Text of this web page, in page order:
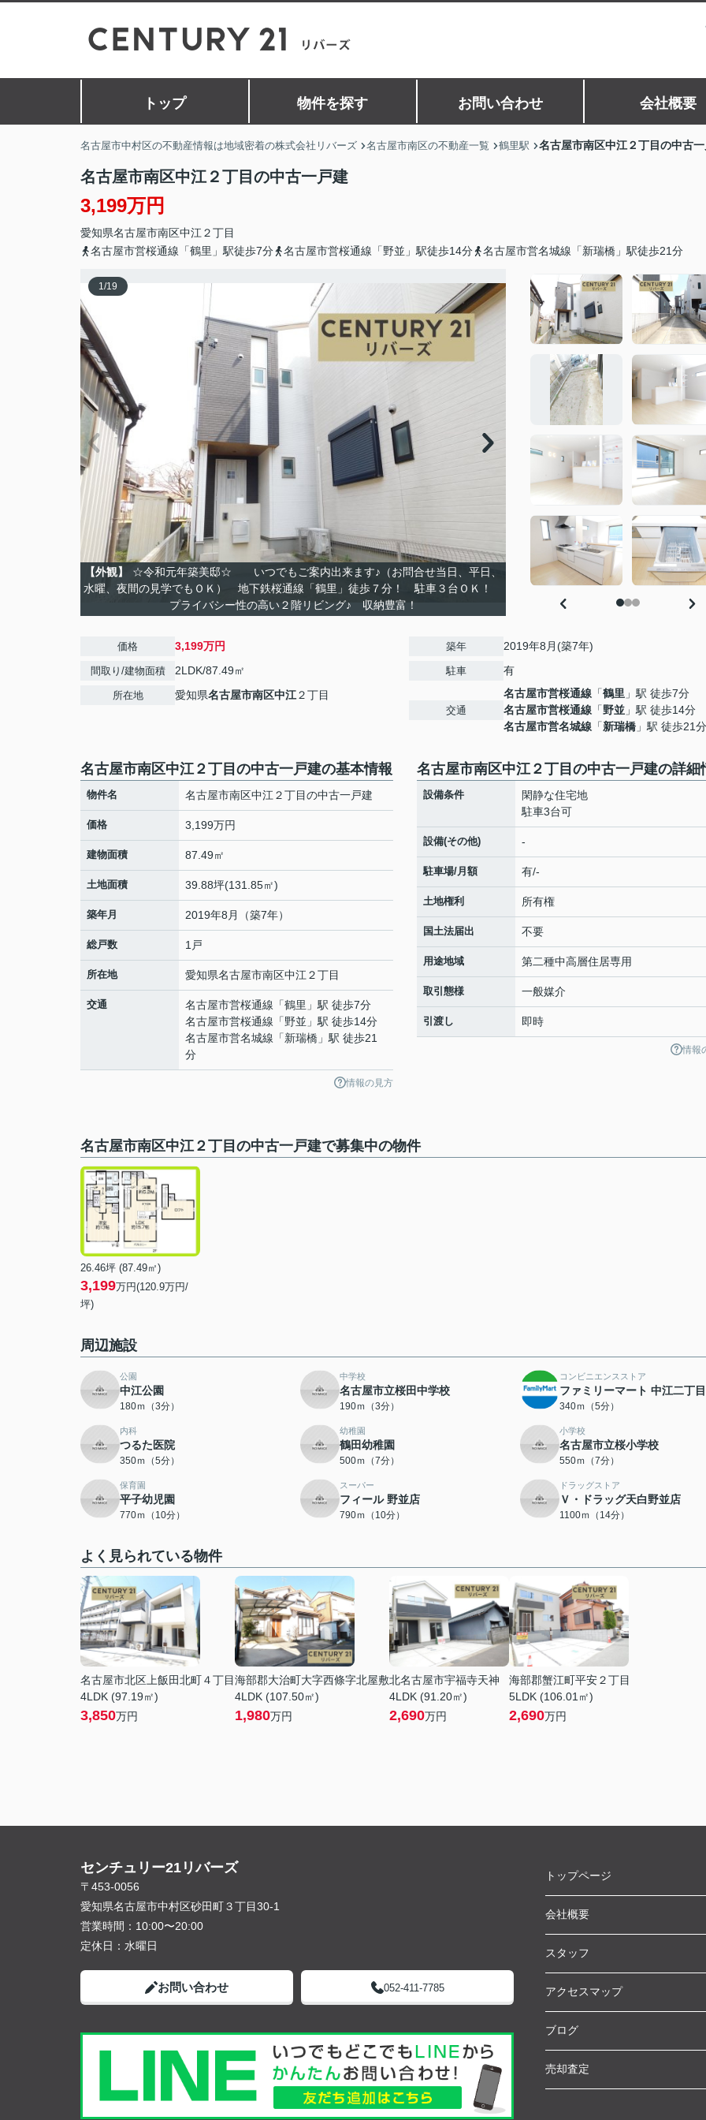
トップ 物件を探す お問い合わせ 会社概要
名古屋市中村区の不動産情報は地域密着の株式会社リバーズ 名古屋市南区の不動産一覧 鶴里駅 名古屋市南区中江２丁目の中古
名古屋市南区中江２丁目の中古一戸建
3,199万円
愛知県名古屋市南区中江 ２丁目
名古屋市営桜通線「鶴里」駅徒歩7分
名古屋市営桜通線「野並」駅徒歩14分 名古屋市営名城線「新瑞橋」駅徒歩21分
1/19
【外観】
☆令和元年築美邸☆ いつでもご案内出来ます♪（お問合せ当日、平日、
水曜、夜間の見学でもＯＫ） 地下鉄桜通線「鶴里」徒歩７分！ 駐車３台ＯＫ！
プライバシー性の高い２階リビング♪ 収納豊富！
価格 3,199万円
間取り/建物面積 2LDK/87.49㎡
所在地 愛知県名古屋市南区中江２丁目
築年 2019年8月(築7年)
駐車 有
交通
名古屋市営桜通線 「鶴里 」駅 徒歩7分
名古屋市営桜通線 「野並 」駅 徒歩14分
名古屋市営名城線 「新瑞橋 」駅 徒歩21分
名古屋市南区中江２丁目の中古一戸建の基本情報
物件名 名古屋市南区中江２丁目の中古一戸建
価格 3,199万円
建物面積 87.49㎡
土地面積 39.88坪(131.85㎡)
築年月 2019年8月（築7年）
総戸数 1戸
所在地 愛知県名古屋市南区中江 ２丁目
交通 名古屋市営桜通線 「鶴里 」駅 徒歩7分
名古屋市営桜通線 「野並 」駅 徒歩14分
名古屋市営名城線 「新瑞橋 」駅 徒歩21
分
情報の見方
名古屋市南区中江２丁目の中古一戸建の詳細
設備条件
閑静な住宅地
駐車3台可
設備(その他) -
駐車場/月額 有/-
土地権利 所有権
国土法届出 不要
用途地域 第二種中高層住居専用
取引態様 一般媒介
引渡し 即時
情報
名古屋市南区中江２丁目の中古一戸建で募集中の物件
26.46坪 (87.49㎡)
3,199万円(120.9万円/
坪)
周辺施設
公園
中江公園
180ｍ（3分）
中学校
名古屋市立桜田中学校
190ｍ（3分）
コンビニエンスストア
ファミリーマート 中江二丁
340ｍ（5分）
内科
つるた医院
350ｍ（5分）
幼稚園
鶴田幼稚園
500ｍ（7分）
小学校
名古屋市立桜小学校
550ｍ（7分）
保育園
平子幼児園
770ｍ（10分）
スーパー
フィール 野並店
790ｍ（10分）
ドラッグストア
Ｖ・ドラッグ天白野並店
1100ｍ（14分）
よく見られている物件
名古屋市北区上飯田北町４丁目
4LDK (97.19㎡)
3,850万円
海部郡大治町大字西條字北屋敷
4LDK (107.50㎡)
1,980万円
北名古屋市宇福寺天神
4LDK (91.20㎡)
2,690万円
海部郡蟹江町平安２丁目
5LDK (106.01㎡)
2,690万円
センチュリー21リバーズ
〒453-0056
愛知県名古屋市中村区砂田町３丁目30-1
営業時間： 10:00〜20:00
定休日： 水曜日
お問い合わせ 052-411-7785
トップページ
会社概要
スタッフ
アクセスマップ
ブログ
売却査定